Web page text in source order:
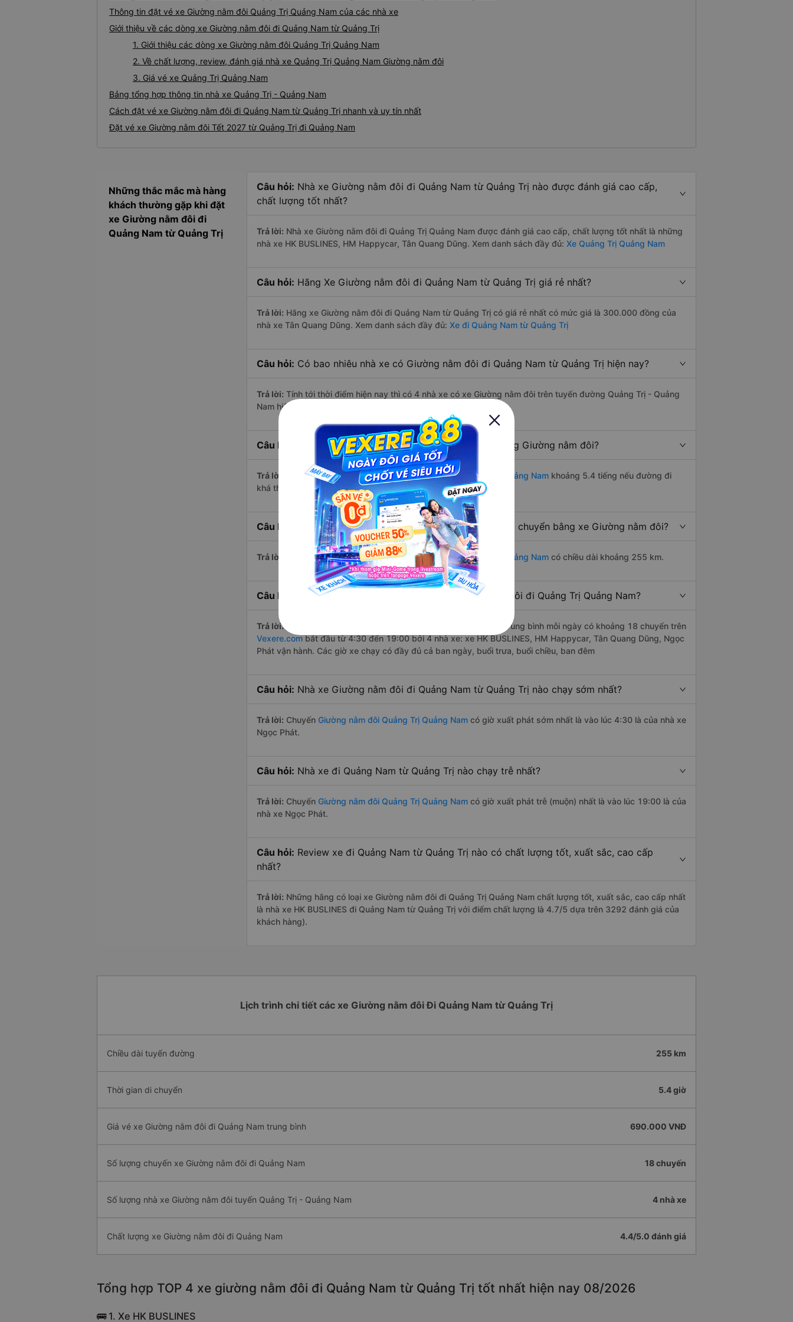
Thông tin đặt vé xe Giường nằm đôi Quảng Trị Quảng Nam của các nhà xe
Giới thiệu về các dòng xe Giường nằm đôi đi Quảng Nam từ Quảng Trị
1. Giới thiệu các dòng xe Giường nằm đôi Quảng Trị Quảng Nam
2. Về chất lượng, review, đánh giá nhà xe Quảng Trị Quảng Nam Giường nằm đôi
3. Giá vé xe Quảng Trị Quảng Nam
Bảng tổng hợp thông tin nhà xe Quảng Trị - Quảng Nam
Cách đặt vé xe Giường nằm đôi đi Quảng Nam từ Quảng Trị nhanh và uy tín nhất
Đặt vé xe Giường nằm đôi Tết 2027 từ Quảng Trị đi Quảng Nam
Những thắc mắc mà hàng
khách thường gặp khi đặt
xe Giường nằm đôi đi
Quảng Nam từ Quảng Trị
Câu hỏi: Nhà xe Giường nằm đôi đi Quảng Nam từ Quảng Trị nào được đánh giá cao cấp,
chất lượng tốt nhất?
Trả lời: Nhà xe Giường nằm đôi đi Quảng Trị Quảng Nam được đánh giá cao cấp, chất lượng tốt nhất là những
nhà xe HK BUSLINES, HM Happycar, Tân Quang Dũng. Xem danh sách đầy đủ: Xe Quảng Trị Quảng Nam
Câu hỏi: Hãng Xe Giường nằm đôi đi Quảng Nam từ Quảng Trị giá rẻ nhất?
Trả lời: Hãng xe Giường nằm đôi đi Quảng Nam từ Quảng Trị có giá rẻ nhất có mức giá là 300.000 đồng của
nhà xe Tân Quang Dũng. Xem danh sách đầy đủ: Xe đi Quảng Nam từ Quảng Trị
Câu hỏi: Có bao nhiêu nhà xe có Giường nằm đôi đi Quảng Nam từ Quảng Trị hiện nay?
Trả lời: Tính tới thời điểm hiện nay thì có 4 nhà xe có xe Giường nằm đôi trên tuyến đường Quảng Trị - Quảng
Nam hiện nay
Câu hỏi: Từ Quảng Trị đi Quảng Nam bao nhiêu tiếng bằng Giường nằm đôi?
Trả lời: Thời gian di chuyển bằngxe Giường nằm đôi Quảng Trị Quảng Nam khoảng 5.4 tiếng nếu đường đi
khá thuận lợi
Câu hỏi: Từ Quảng Trị đi Quảng Nam bao nhiêu km nếu di chuyển bằng xe Giường nằm đôi?
Trả lời: Đường di chuyển bằngxe Giường nằm đôi đi Quảng Trị Quảng Nam có chiều dài khoảng 255 km.
Câu hỏi: Mỗi ngày có bao nhiêu chuyến xe Giường nằm đôi đi Quảng Trị Quảng Nam?
Trả lời:Tuyến đường
trung bình mỗi ngày có khoảng 18 chuyến trên
Vexere.combắt đầu từ 4:30 đến 19:00 bởi 4 nhà xe: xe HK BUSLINES, HM Happycar, Tân Quang Dũng, Ngọc
Phát vận hành. Các giờ xe chạy có đầy đủ cả ban ngày, buổi trưa, buổi chiều, ban đêm
Câu hỏi: Nhà xe Giường nằm đôi đi Quảng Nam từ Quảng Trị nào chạy sớm nhất?
Trả lời: Chuyến Giường nằm đôi Quảng Trị Quảng Nam có giờ xuất phát sớm nhất là vào lúc 4:30 là của nhà xe
Ngọc Phát.
Câu hỏi: Nhà xe đi Quảng Nam từ Quảng Trị nào chạy trễ nhất?
Trả lời: Chuyến Giường nằm đôi Quảng Trị Quảng Nam có giờ xuất phát trễ (muộn) nhất là vào lúc 19:00 là của
nhà xe Ngọc Phát.
Câu hỏi: Review xe đi Quảng Nam từ Quảng Trị nào có chất lượng tốt, xuất sắc, cao cấp
nhất?
Trả lời: Những hãng có loại xe Giường nằm đôi đi Quảng Trị Quảng Nam chất lượng tốt, xuất sắc, cao cấp nhất
là nhà xe HK BUSLINES đi Quảng Nam từ Quảng Trị với điểm chất lượng là 4.7/5 dựa trên 3292 đánh giá của
khách hàng).
Lịch trình chi tiết các xe Giường nằm đôi Đi Quảng Nam từ Quảng Trị
Chiều dài tuyến đường 255 km
Thời gian di chuyển 5.4 giờ
Giá vé xe Giường nằm đôi đi Quảng Nam trung bình 690.000 VNĐ
Số lượng chuyến xe Giường nằm đôi đi Quảng Nam 18 chuyến
Số lượng nhà xe Giường nằm đôi tuyến Quảng Trị - Quảng Nam 4 nhà xe
Chất lượng xe Giường nằm đôi đi Quảng Nam 4.4/5.0 đánh giá
Tổng hợp TOP 4 xe giường nằm đôi đi Quảng Nam từ Quảng Trị tốt nhất hiện nay 08/2026
🚌 1. Xe HK BUSLINES